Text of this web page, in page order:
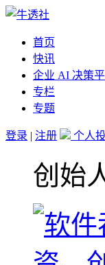
首页
快讯
企业 AI 决策
专栏
专题
登录 | 注册 个人
创始